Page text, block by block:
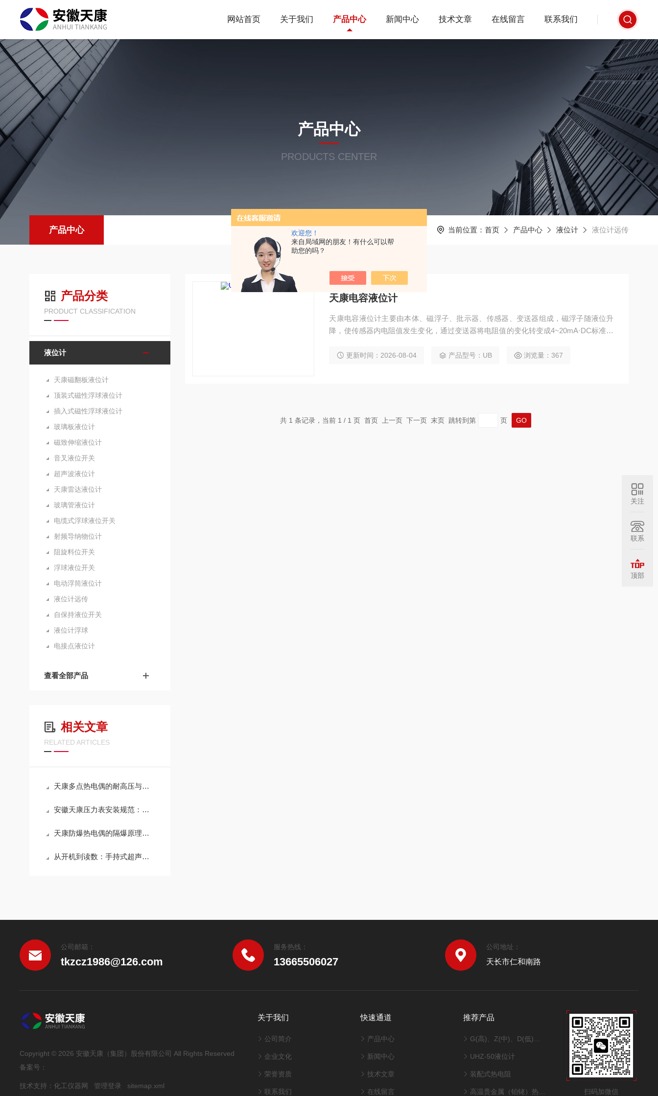
欢迎您！
来自局域网的朋友！有什么可以帮
助您的吗？
网站首页 关于我们 产品中心 新闻中心 技术文章 在线留言 联系我们
产品中心
PRODUCTS CENTER
产品中心 当前位置： 首页 产品中心 液位计 液位计远传
产品分类
PRODUCT CLASSIFICATION
液位计
天康磁翻板液位计
顶装式磁性浮球液位计
插入式磁性浮球液位计
玻璃板液位计
磁致伸缩液位计
音叉液位开关
超声波液位计
天康雷达液位计
玻璃管液位计
电缆式浮球液位开关
射频导纳物位计
阻旋料位开关
浮球液位开关
电动浮筒液位计
液位计远传
自保持液位开关
液位计浮球
电接点液位计
查看全部产品
相关文章
RELATED ARTICLES
天康多点热电偶的耐高压与耐腐蚀设计
安徽天康压力表安装规范：取压点选取、引压管配置及蒸汽测量冷凝圈的设置
天康防爆热电偶的隔爆原理与技术标准深度解析
从开机到读数：手持式超声波流量计的快速上手操作步骤详解
天康电容液位计
天康电容液位计主要由本体、磁浮子、批示器、传感器、变送器组成，磁浮子随液位升
降，使传感器内电阻值发生变化，通过变送器将电阻值的变化转变成4~20mA·DC标准电
简单，安装方便。适于有毒、腐蚀性液体的测量及在高温、高压的环境中工作。
更新时间：2026-08-04 产品型号：UB 浏览量：367
共 1 条记录，当前 1 / 1 页 首页 上一页 下一页 末页 跳转到第 页
公司邮箱：
tkzcz1986@126.com
服务热线：
13665506027
公司地址：
天长市仁和南路
Copyright © 2026 安徽天康（集团）股份有限公司 All Rights Reserved
备案号：
技术支持：化工仪器网 管理登录 sitemap.xml
关于我们
公司简介
企业文化
荣誉资质
联系我们
快速通道
产品中心
新闻中心
技术文章
在线留言
推荐产品
G(高)、Z(中)、D(低)智能液体涡轮流量计
UHZ-50液位计
装配式热电阻
高温贵金属（铂铑）热电偶 扫码加微信
关注
联系
顶部